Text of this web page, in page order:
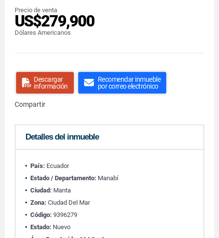
Precio de venta
US$279,900
Dólares Americanos
Descargar
información
Recomendar inmueble
por correo electrónico
Compartir
Detalles del inmueble
País: Ecuador
Estado / Departamento: Manabí
Ciudad: Manta
Zona: Ciudad Del Mar
Código: 9396279
Estado: Nuevo